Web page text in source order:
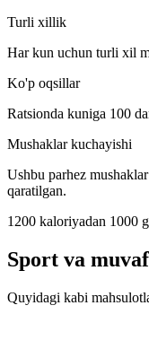
Turli xillik
Har kun uchun turli xil
Ko'p oqsillar
Ratsionda kuniga 100
Mushaklar kuchayishi
Ushbu parhez
qaratilgan.
1200 kaloriyadan 1000
Sport va
Quyidagi kabi